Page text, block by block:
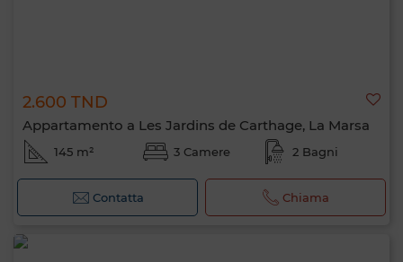
2.600 TND
Appartamento a Les Jardins de Carthage, La Marsa
145 m² 3 Camere 2 Bagni
Contatta Chiama